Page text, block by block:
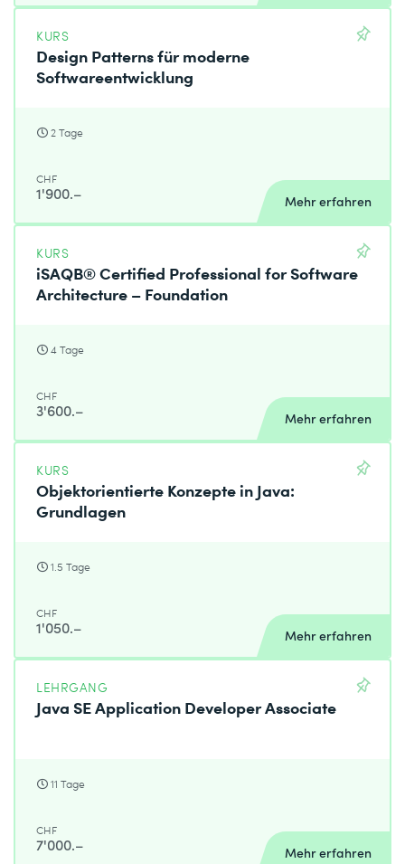
KURS
Design Patterns für moderne
Softwareentwicklung
2 Tage
CHF
1'900.– Mehr erfahren
KURS
iSAQB® Certified Professional for Software
Architecture – Foundation
4 Tage
CHF
3'600.– Mehr erfahren
KURS
Objektorientierte Konzepte in Java:
Grundlagen
1.5 Tage
CHF
1'050.– Mehr erfahren
LEHRGANG
Java SE Application Developer Associate
11 Tage
CHF
7'000.– Mehr erfahren